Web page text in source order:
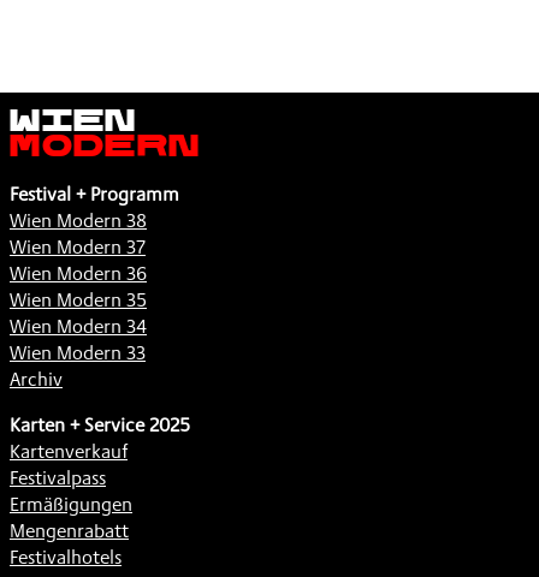
Wien
Modern
Festival + Programm
Wien Modern 38
Wien Modern 37
Wien Modern 36
Wien Modern 35
Wien Modern 34
Wien Modern 33
Archiv
Karten + Service 2025
Kartenverkauf
Festivalpass
Ermäßigungen
Mengenrabatt
Festivalhotels